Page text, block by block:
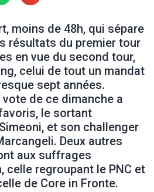
moins de 48h, qui sépare
résultats du premier tour
en vue du second tour,
celui de tout un mandat
sept années.
de ce dimanche a
le sortant
et son challenger
Deux autres
aux suffrages
celle regroupant le PNC et
de Core in Fronte.